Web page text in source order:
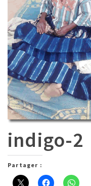
indigo-2
Partager :